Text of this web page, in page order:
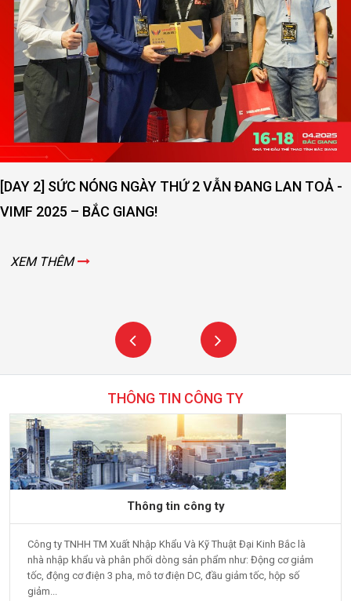
[DAY 2] SỨC NÓNG NGÀY THỨ 2 VẪN ĐANG LAN TOẢ -
VIMF 2025 – BẮC GIANG!
XEM THÊM
THÔNG TIN CÔNG TY
Thông tin công ty
Công ty TNHH TM Xuất Nhập Khẩu Và Kỹ Thuật Đại Kinh Bắc là
nhà nhập khẩu và phân phối dòng sản phẩm như: Động cơ giảm
tốc, động cơ điện 3 pha, mô tơ điện DC, đầu giảm tốc, hộp số
giảm...